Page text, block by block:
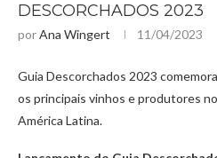
DESCORCHADOS 2023
porAna Wingert 11/04/2023
Guia Descorchados 2023
os principais vinhos e produtores
América Latina.